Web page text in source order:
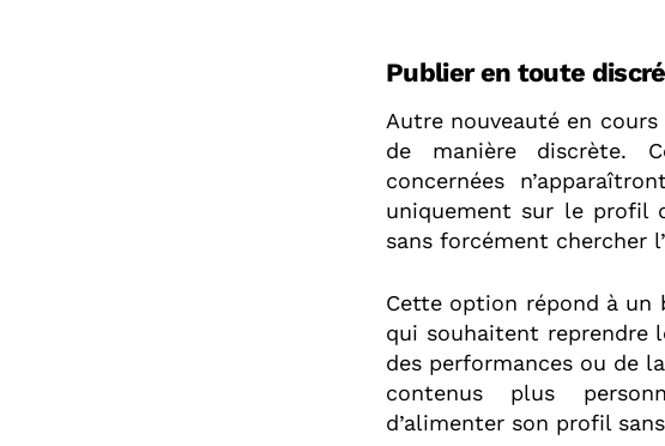
Publier en toute
Autre nouveauté en
de manière discrète.
concernées
uniquement sur le profil
sans forcément chercher
Cette option répond à un
qui souhaitent reprendre
des performances ou de
contenus plus
d’alimenter son profil